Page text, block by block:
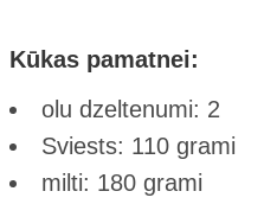
Kūkas pamatnei:
olu dzeltenumi: 2
Sviests: 110 grami
milti: 180 grami